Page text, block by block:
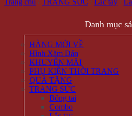
Trang chủ / TRANG SỨC / Lắc tay /
Danh mục
HÀNG MỚI VỀ
Hình Xăm Dán
KHUYẾN MÃI
PHỤ KIỆN THỜI TRANG
QUÀ TẶNG
TRANG SỨC
Bông tai
Combo